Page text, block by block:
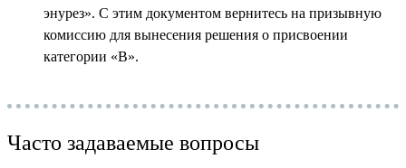
энурез». С этим документом вернитесь на призывную
комиссию для вынесения решения о присвоении
категории «В».
Часто задаваемые вопросы